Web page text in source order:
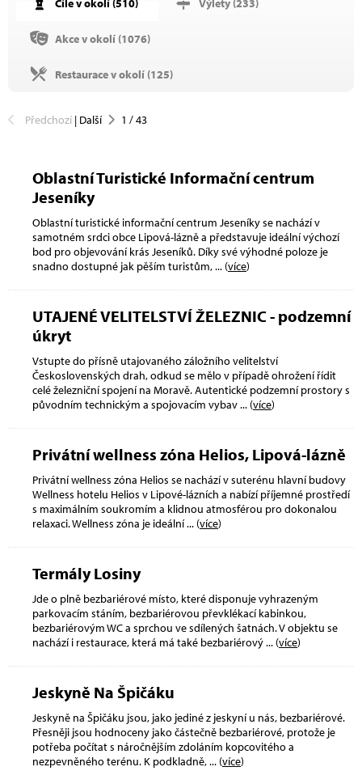
Cíle v okolí (510) Výlety (233)
Akce v okolí (1076)
Restaurace v okolí (125)
Předchozí | Další 1 /43
Oblastní Turistické Informační centrum
Jeseníky
Oblastní turistické informační centrum Jeseníky se nachází v
samotném srdci obce Lipová-lázně a představuje ideální výchozí
bod pro objevování krás Jeseníků. Díky své výhodné poloze je
snadno dostupné jak pěším turistům,... (více)
UTAJENÉ VELITELSTVÍ ŽELEZNIC - podzemní
úkryt
Vstupte do přísně utajovaného záložního velitelství
Československých drah, odkud se mělo v případě ohrožení řídit
celé železniční spojení na Moravě. Autentické podzemní prostory s
původním technickým a spojovacím vybav... (více)
Privátní wellness zóna Helios, Lipová-lázně
Privátní wellness zóna Helios se nachází v suterénu hlavní budovy
Wellness hotelu Helios v Lipové-lázních a nabízí příjemné prostředí
s maximálním soukromím a klidnou atmosférou pro dokonalou
relaxaci. Wellness zóna je ideální... (více)
Termály Losiny
Jde o plně bezbariérové místo, které disponuje vyhrazeným
parkovacím stáním, bezbariérovou převklékací kabinkou,
bezbariérovým WC a sprchou ve sdílených šatnách. V objektu se
nachází i restaurace, která má také bezbariérový... (více)
Jeskyně Na Špičáku
Jeskyně na Špičáku jsou, jako jediné z jeskyní u nás, bezbariérové.
Přesněji jsou hodnoceny jako částečně bezbariérové, protože je
potřeba počítat s náročnějším zdoláním kopcovitého a
nezpevněného terénu. K podkladně,... (více)